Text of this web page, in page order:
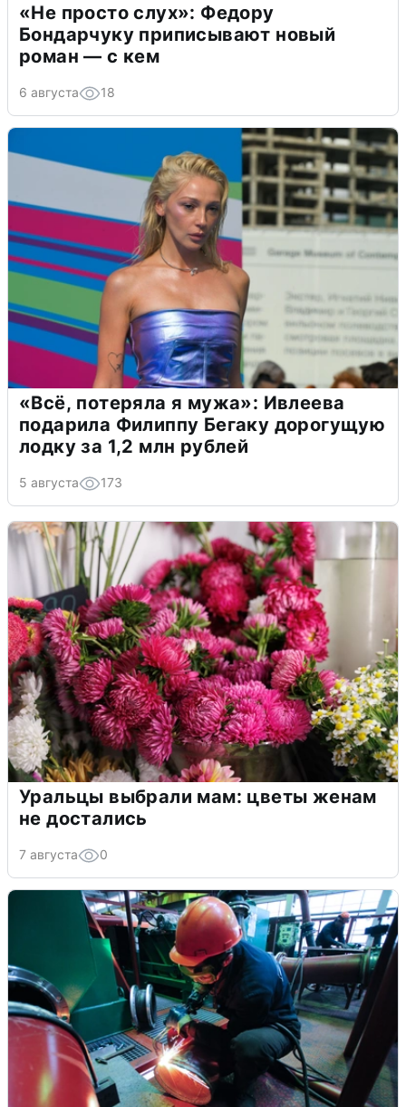
«Не просто слух»: Федору
Бондарчуку приписывают новый
роман — с кем
6 августа 18
«Всё, потеряла я мужа»: Ивлеева
подарила Филиппу Бегаку дорогущую
лодку за 1,2 млн рублей
5 августа 173
Уральцы выбрали мам: цветы женам
не достались
7 августа 0